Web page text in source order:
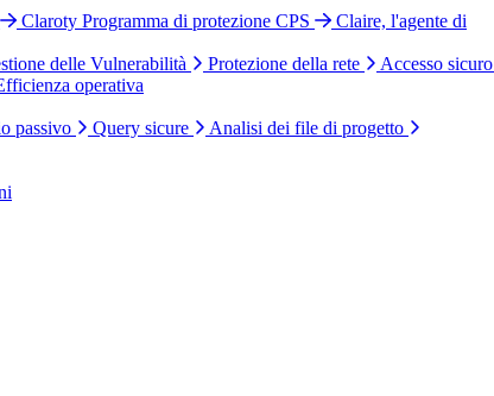
Claroty Programma di protezione CPS
Claire, l'agente di
delle Vulnerabilità Protezione della rete
Accesso sicuro
operativa
passivo Query sicure
Analisi dei file di progetto